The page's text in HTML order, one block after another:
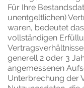
Für Ihre
unentgeltlichen)
waren, bedeutet
vollständigen
generell 2 oder 3
angemessenen
Unterbrechung der